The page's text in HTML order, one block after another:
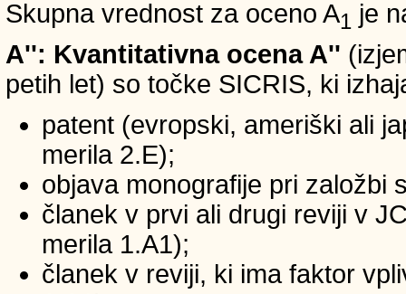
Skupna vrednost za oceno A1 je
A'': Kvantitativna ocena A''
petih let) so točke SICRIS, ki
patent (evropski, ameriški ali
merila 2.E);
objava monografije pri založbi
članek v prvi ali drugi reviji v
merila 1.A1);
članek v reviji, ki ima faktor